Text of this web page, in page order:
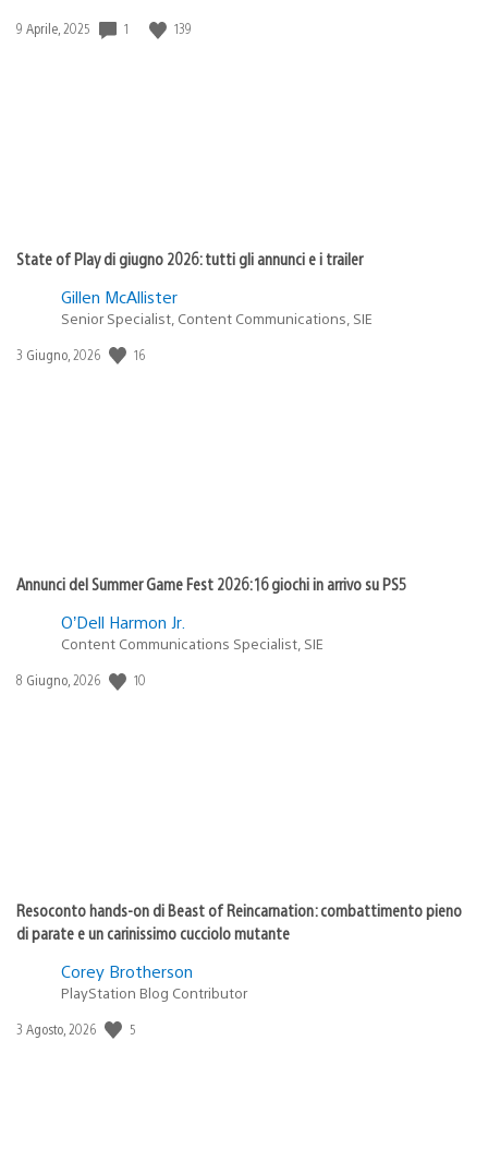
Data
9 Aprile, 2025 1 139
State of Play di giugno 2026: tutti gli annunci e i trailer
Gillen McAllister
Senior Specialist, Content Communications, SIE
Data
3 Giugno, 2026 16
Annunci del Summer Game Fest 2026: 16 giochi in arrivo su PS5
O’Dell Harmon Jr.
Content Communications Specialist, SIE
Data
8 Giugno, 2026 10
Resoconto hands-on di Beast of Reincarnation: combattimento pieno
di parate e un carinissimo cucciolo mutante
Corey Brotherson
PlayStation Blog Contributor
Data
3 Agosto, 2026 5